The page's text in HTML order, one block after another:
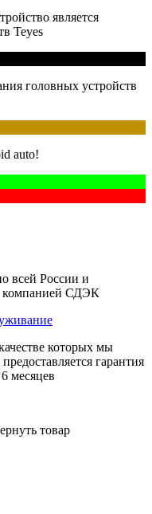
является
Teyes
головных устройств
auto!
всей России и
компанией СДЭК
которых мы
гарантия
месяцев
товар